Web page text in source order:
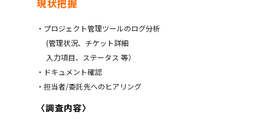
現状把握
・プロジェクト管理ツールのログ分析
(管理状況、チケット詳細
入力項目、ステータス 等）
・ドキュメント確認
・担当者/委託先へのヒアリング
〈調査内容〉